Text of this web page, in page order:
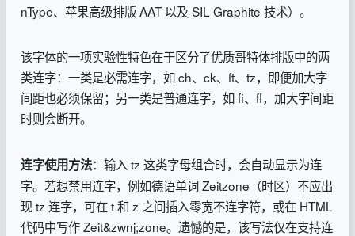
nType、苹果高级排版 AAT 以及 SIL Graphite 技术）。
该字体的一项实验性特色在于区分了优质哥特体排版中的两
类连字：一类是必需连字，如 ch、ck、ſt、tz，即便加大字
间距也必须保留；另一类是普通连字，如 fi、fl，加大字间距
时则会断开。
连字使用方法：输入 tz 这类字母组合时，会自动显示为连
字。若想禁用连字，例如德语单词 Zeitzone（时区）不应出
现 tz 连字，可在 t 和 z 之间插入零宽不连字符，或在 HTML
代码中写作 Zeit&zwnj;zone。遗憾的是，该写法仅在支持连